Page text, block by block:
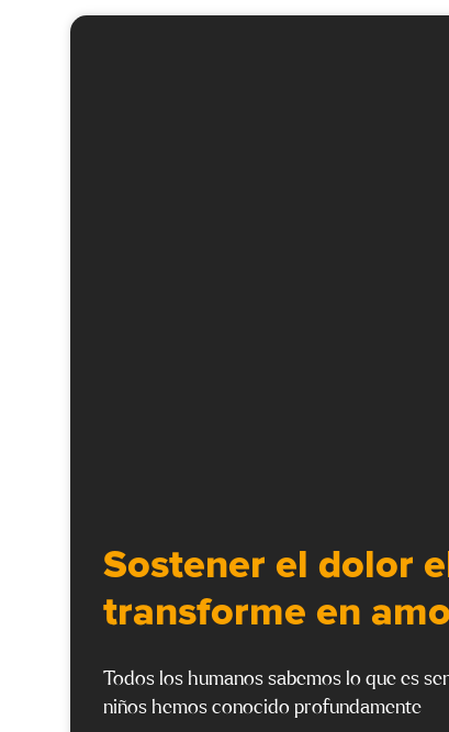
Sostener el dolor
transforme en
Todos los humanos sabemos lo que es
niños hemos conocido profundamente